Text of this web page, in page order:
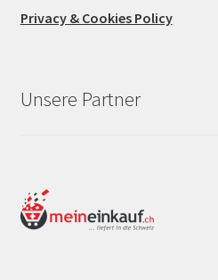
Privacy & Cookies Policy
Unsere Partner